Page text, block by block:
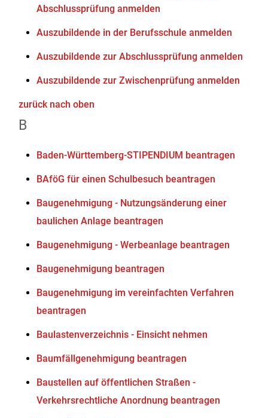
Abschlussprüfung anmelden
Auszubildende in der Berufsschule anmelden
Auszubildende zur Abschlussprüfung anmelden
Auszubildende zur Zwischenprüfung anmelden
zurück nach oben
B
Baden-Württemberg-STIPENDIUM beantragen
BAföG für einen Schulbesuch beantragen
Baugenehmigung - Nutzungsänderung einer
baulichen Anlage beantragen
Baugenehmigung - Werbeanlage beantragen
Baugenehmigung beantragen
Baugenehmigung im vereinfachten Verfahren
beantragen
Baulastenverzeichnis - Einsicht nehmen
Baumfällgenehmigung beantragen
Baustellen auf öffentlichen Straßen -
Verkehrsrechtliche Anordnung beantragen